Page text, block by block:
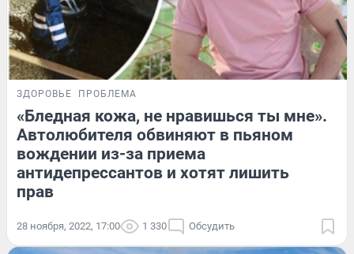
ЗДОРОВЬЕ ПРОБЛЕМА
«Бледная кожа, не нравишься ты мне».
Автолюбителя обвиняют в пьяном
вождении из-за приема
антидепрессантов и хотят лишить
прав
28 ноября, 2022, 17:00 1 330 Обсудить